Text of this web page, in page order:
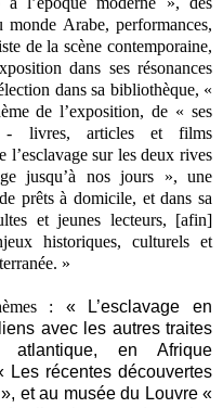
Arabe, performances,
de la scène contemporaine,
dans ses résonances
dans sa bibliothèque, «
de l’exposition, de « ses
- livres, articles et films
l’esclavage sur les deux rives
jusqu’à nos jours », une
prêts à domicile, et dans sa
et jeunes lecteurs, [afin]
historiques, culturels et
»
: « L’esclavage en
avec les autres traites
atlantique, en Afrique
Les récentes découvertes
et au musée du Louvre «